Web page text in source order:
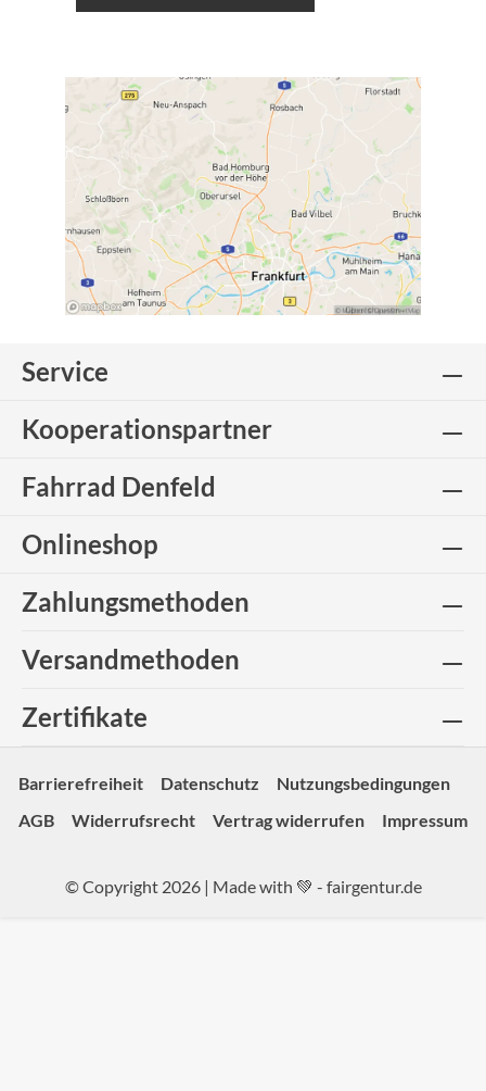
Service
Kooperationspartner
Fahrrad Denfeld
Onlineshop
Zahlungsmethoden
Versandmethoden
Zertifikate
Barrierefreiheit Datenschutz
Nutzungsbedingungen
AGB
Widerrufsrecht Vertrag widerrufen Impressum
© Copyright 2026 | Made with 💚 - fairgentur.de